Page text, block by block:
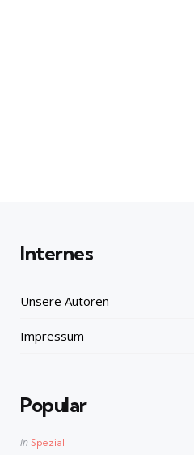
Internes
Unsere Autoren
Impressum
Popular
Posted
in Spezial